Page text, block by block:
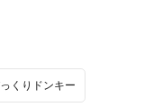
くりドンキー